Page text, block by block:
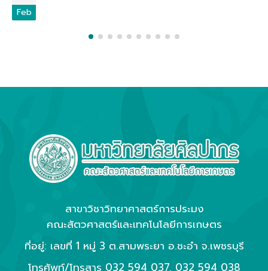
Feb
สาขาวิชาวิทยาศาสตร์การประมง
คณะสัตวศาสตร์และเทคโนโลยีการเกษตร
ที่อยู่: เลขที่ 1 หมู่ 3 ต.สามพระยา อ.ชะอำ จ.เพชรบุรี
โทรศัพท์/โทรสาร 032 594 037, 032 594 038